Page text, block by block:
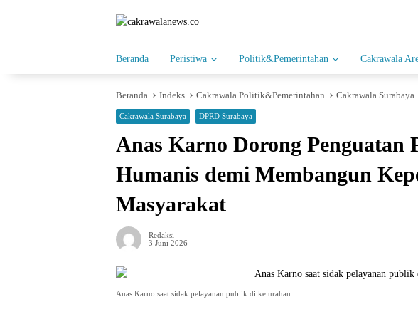
Beranda Peristiwa Politik&Pemerintahan Cakrawala
Beranda Indeks Cakrawala Politik&Pemerintahan Cakrawala Surabaya
Cakrawala Surabaya DPRD Surabaya
Anas Karno Dorong Penguatan
Humanis demi Membangun
Masyarakat
Redaksi
3 Juni 2026
Anas Karno saat sidak pelayanan publik di kelurahan